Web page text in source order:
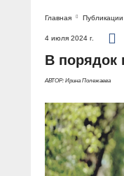
Главная Публикации
4 июля 2024 г.
В порядок
АВТОР: Ирина Полежаева